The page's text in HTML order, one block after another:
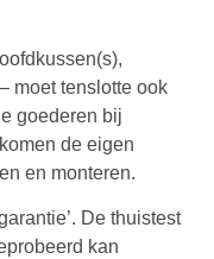
moet tenslotte ook
goederen bij
de eigen
en monteren.
De thuistest
kan